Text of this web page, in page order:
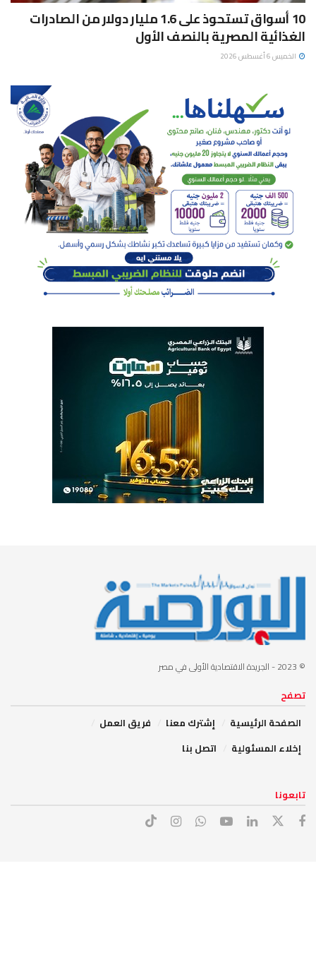
10 أسواق تستحوذ على 1.6 مليار دولار من الصادرات
الغذائية المصرية بالنصف الأول
الخميس 6 أغسطس 2026
© 2023 - الجريدة الاقتصادية الأولى في مصر
تصفح
الصفحة الرئيسية
إشترك معنا
فريق العمل
إخلاء المسئولية
اتصل بنا
تابعونا